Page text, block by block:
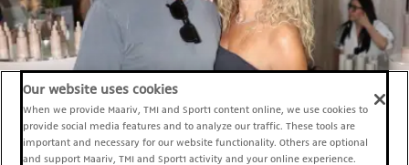
Our website uses cookies
When we provide Maariv, TMI and Sport1 content online, we use cookies to
provide social media features and to analyze our traffic. These tools are
important and necessary for our website functionality. Others are optional
and support Maariv, TMI and Sport1 activity and your online experience.